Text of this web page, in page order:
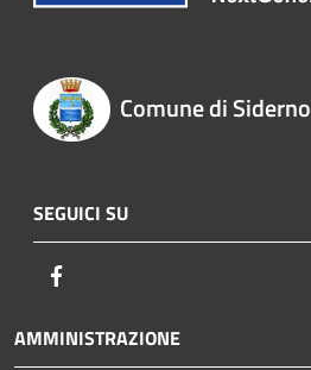
Comune di Siderno
SEGUICI SU
AMMINISTRAZIONE